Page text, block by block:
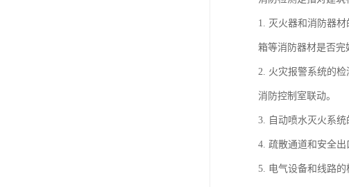
1. 灭火器和消防器
箱等消防器材是否完
2. 火灾报警系统的
消防控制室联动。
3. 自动喷水灭火系
4. 疏散通道和安全
5. 电气设备和线路